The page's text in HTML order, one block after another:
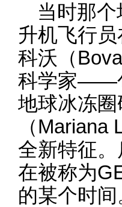
当时那
升机飞行
科沃（
科学家——
地球冰冻
（
全新特征
在被称为
的某个时间